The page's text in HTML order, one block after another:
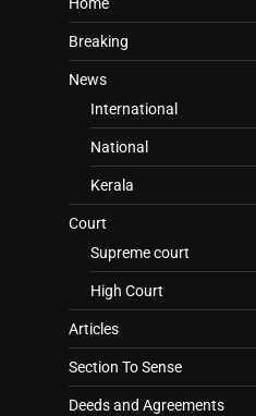
Home
Breaking
News
International
National
Kerala
Court
Supreme court
High Court
Articles
Section To Sense
Deeds and Agreements